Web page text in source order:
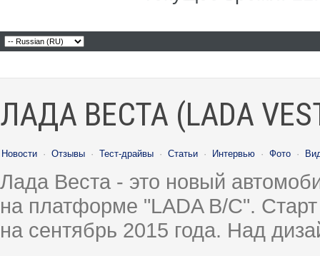
ЛАДА ВЕСТА (LADA
Новости · Отзывы · Тест-драйвы · Статьи · Интервью · Фото ·
Лада Веста - это новый
на платформе "LADA B/C".
на сентябрь 2015 года. Над